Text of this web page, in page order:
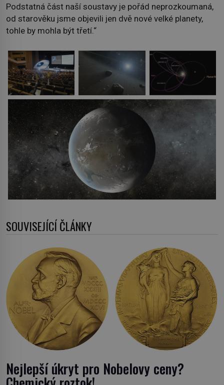
Podstatná část naší soustavy je pořád neprozkoumaná,
od starověku jsme objevili jen dvě nové velké planety,
tohle by mohla být třetí.“
SOUVISEJÍCÍ ČLÁNKY
Nejlepší úkryt pro Nobelovy ceny?